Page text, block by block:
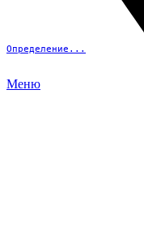
Определение...
Меню